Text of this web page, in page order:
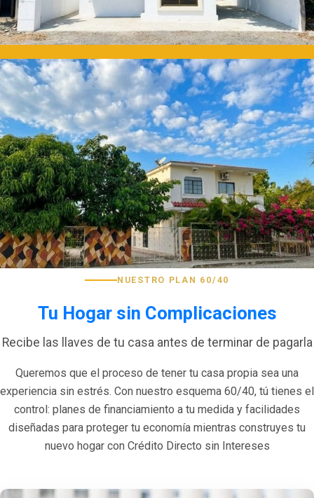
NUESTRO PLAN 60/40
Tu Hogar sin Complicaciones
Recibe las llaves de tu casa antes de terminar de pagarla
Queremos que el proceso de tener tu casa propia sea una
experiencia sin estrés. Con nuestro esquema 60/40, tú tienes el
control: planes de financiamiento a tu medida y facilidades
diseñadas para proteger tu economía mientras construyes tu
nuevo hogar con Crédito Directo sin Intereses